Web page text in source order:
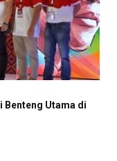
Benteng Utama di